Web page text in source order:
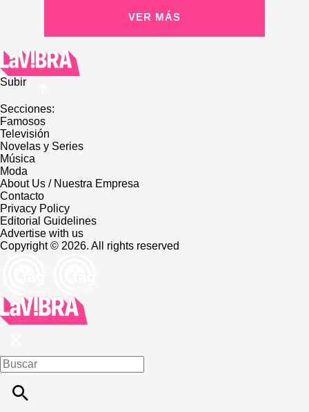
VER MÁS
Subir
Secciones:
Famosos
Televisión
Novelas y Series
Música
Moda
About Us / Nuestra Empresa
Contacto
Privacy Policy
Editorial Guidelines
Advertise with us
Copyright © 2026. All rights reserved